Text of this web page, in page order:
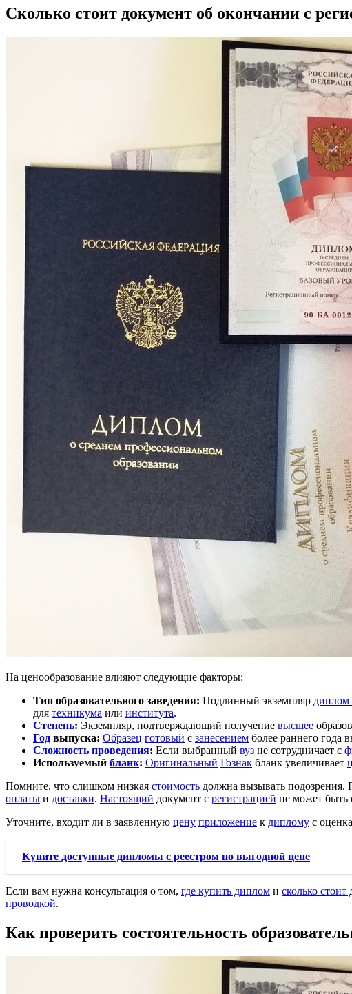
Сколько стоит документ об окончании с
На ценообразование влияют следующие факторы:
Тип образовательного заведения: Подлинный экземпляр диплом
для техникума или института.
Степень: Экземпляр, подтверждающий получение высшее
Год выпуска: Образец готовый с занесением более раннего года
Сложность проведения: Если выбранный вуз не сотрудничает с
Используемый бланк: Оригинальный Гознак бланк увеличивает
Помните, что слишком низкая стоимость должна вызывать подозрения.
оплаты и доставки. Настоящий документ с регистрацией не может
Уточните, входит ли в заявленную цену приложение к диплому с
Купите доступные дипломы с реестром по выгодной цене
Если вам нужна консультация о том, где купить диплом и сколько
проводкой.
Как проверить состоятельность